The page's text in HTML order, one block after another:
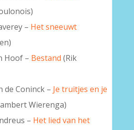
– Het sneeuwt
Hoof – Bestand (Rik
de Coninck – Je truitjes en je
Wierenga)
– Het lied van het